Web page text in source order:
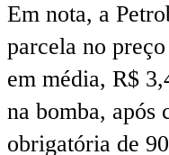
Em nota, a
parcela no
em média, R$
na bomba, após
obrigatória de